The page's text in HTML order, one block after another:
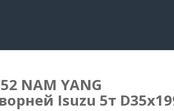
NAM YANG
Isuzu 5т